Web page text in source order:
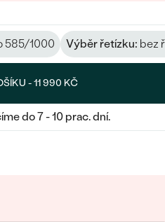
585/1000 Výběr řetízku: bez
-11 990 KČ
do 7 - 10 prac. dní.